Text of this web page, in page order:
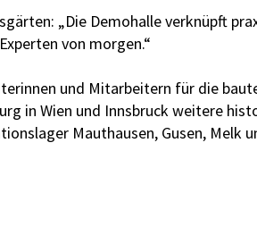
„Die Demohalle verknüpft
von morgen.“
und Mitarbeitern für die
in Wien und Innsbruck weitere
Mauthausen, Gusen, Melk